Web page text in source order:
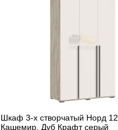
Шкаф 3-х створчатый Норд
Кашемир, Дуб Крафт серый